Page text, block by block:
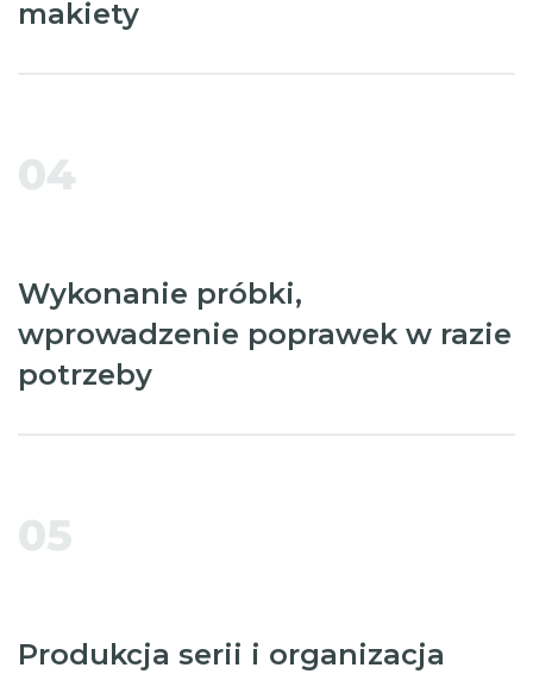
makiety
04
Wykonanie próbki,
wprowadzenie poprawek w razie
potrzeby
05
Produkcja serii i organizacja